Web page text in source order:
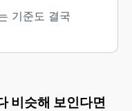
기준도 결국
비슷해 보인다면